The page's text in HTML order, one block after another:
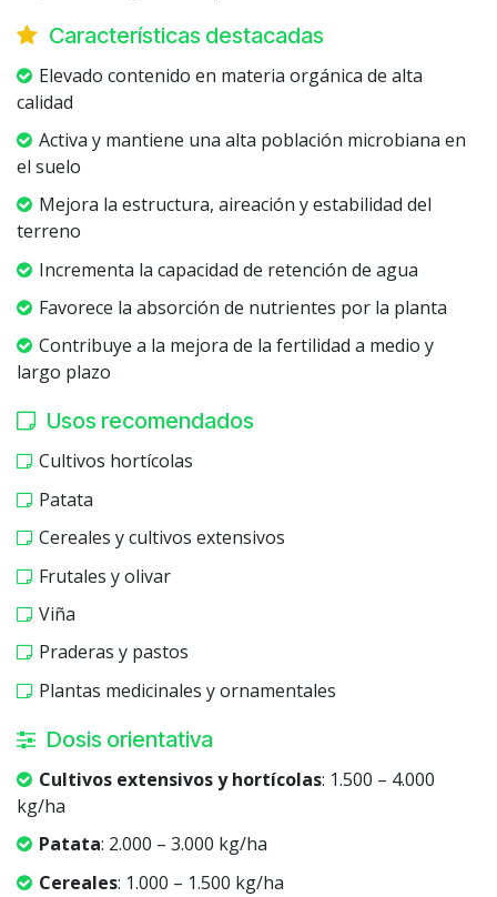
Características destacadas
Elevado contenido en materia orgánica de alta
calidad
Activa y mantiene una alta población microbiana en
el suelo
Mejora la estructura, aireación y estabilidad del
terreno
Incrementa la capacidad de retención de agua
Favorece la absorción de nutrientes por la planta
Contribuye a la mejora de la fertilidad a medio y
largo plazo
Usos recomendados
Cultivos hortícolas
Patata
Cereales y cultivos extensivos
Frutales y olivar
Viña
Praderas y pastos
Plantas medicinales y ornamentales
Dosis orientativa
Cultivos extensivos y hortícolas: 1.500 – 4.000
kg/ha
Patata: 2.000 – 3.000 kg/ha
Cereales: 1.000 – 1.500 kg/ha